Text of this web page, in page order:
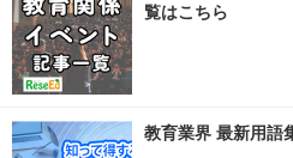
覧はこちら
教育業界 最新用語